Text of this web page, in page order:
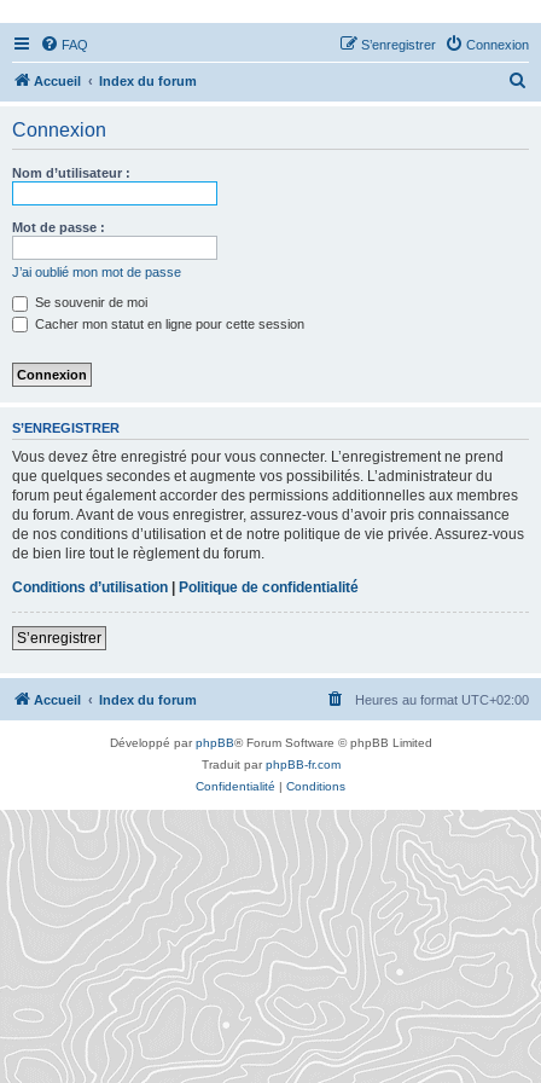
FAQ Connexion
S’enregistrer
Accueil Index du forum
Connexion
Nom d’utilisateur :
Mot de passe :
J’ai oublié mon mot de passe
Se souvenir de moi
Cacher mon statut en ligne pour cette session
S’ENREGISTRER
Vous devez être enregistré pour vous connecter. L’enregistrement ne prend
que quelques secondes et augmente vos possibilités. L’administrateur du
forum peut également accorder des permissions additionnelles aux membres
du forum. Avant de vous enregistrer, assurez-vous d’avoir pris connaissance
de nos conditions d’utilisation et de notre politique de vie privée. Assurez-vous
de bien lire tout le règlement du forum.
Conditions d’utilisation | Politique de confidentialité
S’enregistrer
Accueil Index du forum Heures au format UTC+02:00
Développé parphpBB® Forum Software © phpBB Limited
Traduit parphpBB-fr.com
Confidentialité | Conditions